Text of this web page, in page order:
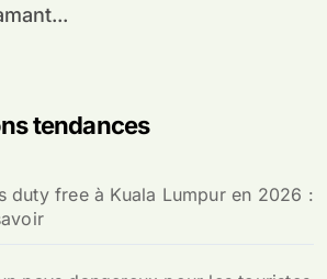
tendances
duty free à Kuala Lumpur en 2026 :